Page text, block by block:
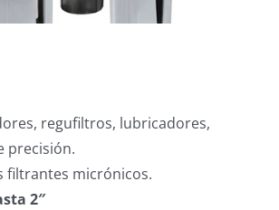
regufiltros, lubricadores,
precisión.
filtrantes micrónicos.
2″